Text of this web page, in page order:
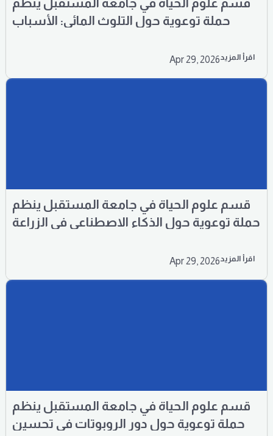
قسم علوم الحياة في جامعة المستقبل ينظم
حملة توعوية حول التلوث المائي: الأسباب
Apr 29, 2026اقرأ المزيد
قسم علوم الحياة في جامعة المستقبل ينظم
حملة توعوية حول الذكاء الاصطناعي في الزراعة
Apr 29, 2026اقرأ المزيد
قسم علوم الحياة في جامعة المستقبل ينظم
حملة توعوية حول دور الروبوتات في تحسين